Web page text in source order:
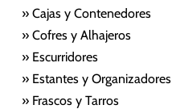
» Cajas y Contenedores
» Cofres y Alhajeros
» Escurridores
» Estantes y Organizadores
» Frascos y Tarros